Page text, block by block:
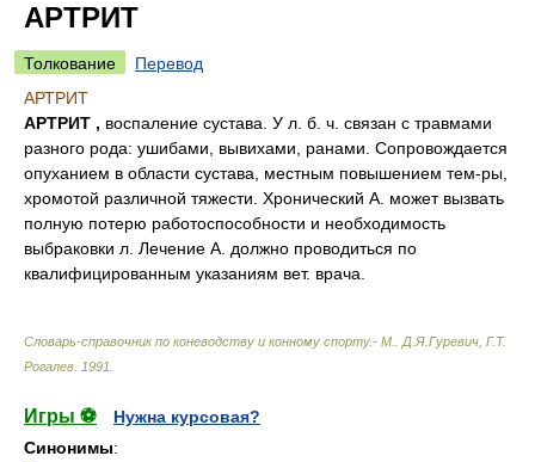
АРТРИТ
Толкование
Перевод
АРТРИТ
АРТРИТ , воспаление сустава. У л. б. ч. связан с травмами
разного рода: ушибами, вывихами, ранами. Сопровождается
опуханием в области сустава, местным повышением тем-ры,
хромотой различной тяжести. Хронический А. может вызвать
полную потерю работоспособности и необходимость
выбраковки л. Лечение А. должно проводиться по
квалифицированным указаниям вет. врача.
Словарь-справочник по коневодству и конному спорту.- М.
Д.Я.Гуревич, Г.Т.
Рогалев 1991
Игры ⚽
Нужна курсовая?
Синонимы: